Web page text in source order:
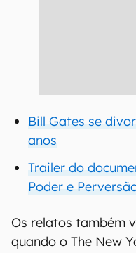
Bill Gates se
anos
Trailer do
Poder e
Os relatos também
quando o The New